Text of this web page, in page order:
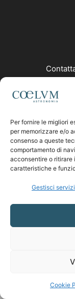
Per fornire le migliori
per memorizzare e/o
consenso a queste
comportamento di
acconsentire o ritirare
caratteristiche e
Gestisci servizi
Cookie